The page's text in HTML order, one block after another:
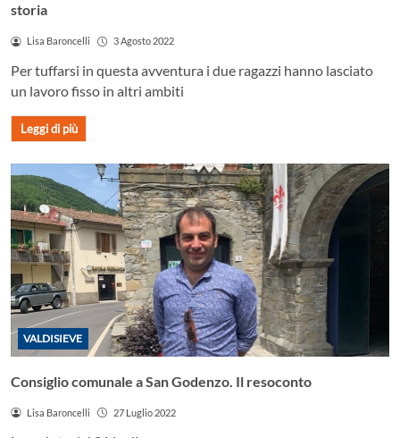
storia
Lisa Baroncelli 3 Agosto 2022
Per tuffarsi in questa avventura i due ragazzi hanno lasciato
un lavoro fisso in altri ambiti
Leggi di più
VALDISIEVE
Consiglio comunale a San Godenzo. Il resoconto
Lisa Baroncelli 27 Luglio 2022